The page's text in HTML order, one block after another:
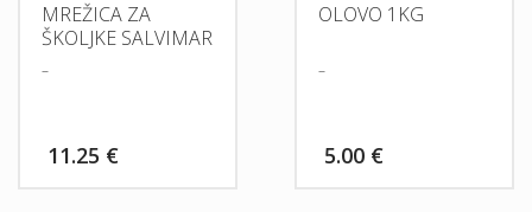
MREŽICA ZA
ŠKOLJKE SALVIMAR
–
11.25 €
OLOVO 1KG
–
5.00 €